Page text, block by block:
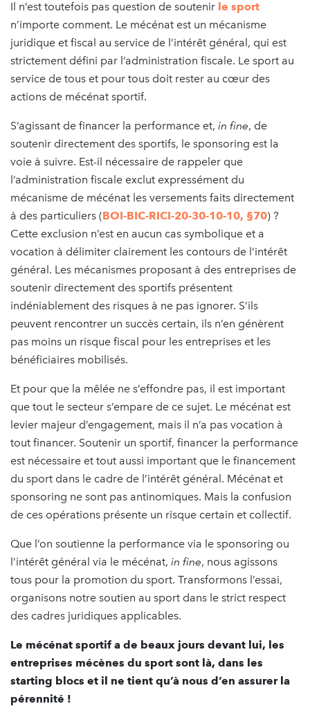
Il n’est toutefois pas question de soutenir le sport
n’importe comment. Le mécénat est un mécanisme
juridique et fiscal au service de l’intérêt général, qui est
strictement défini par l’administration fiscale. Le sport au
service de tous et pour tous doit rester au cœur des
actions de mécénat sportif.
S’agissant de financer la performance et, in fine, de
soutenir directement des sportifs, le sponsoring est la
voie à suivre. Est-il nécessaire de rappeler que
l’administration fiscale exclut expressément du
mécanisme de mécénat les versements faits directement
à des particuliers (BOI-BIC-RICI-20-30-10-10, §70) ?
Cette exclusion n’est en aucun cas symbolique et a
vocation à délimiter clairement les contours de l’intérêt
général. Les mécanismes proposant à des entreprises de
soutenir directement des sportifs présentent
indéniablement des risques à ne pas ignorer. S’ils
peuvent rencontrer un succès certain, ils n’en génèrent
pas moins un risque fiscal pour les entreprises et les
bénéficiaires mobilisés.
Et pour que la mêlée ne s’effondre pas, il est important
que tout le secteur s’empare de ce sujet. Le mécénat est
levier majeur d’engagement, mais il n’a pas vocation à
tout financer. Soutenir un sportif, financer la performance
est nécessaire et tout aussi important que le financement
du sport dans le cadre de l’intérêt général. Mécénat et
sponsoring ne sont pas antinomiques. Mais la confusion
de ces opérations présente un risque certain et collectif.
Que l’on soutienne la performance via le sponsoring ou
l’intérêt général via le mécénat, in fine, nous agissons
tous pour la promotion du sport. Transformons l’essai,
organisons notre soutien au sport dans le strict respect
des cadres juridiques applicables.
Le mécénat sportif a de beaux jours devant lui, les
entreprises mécènes du sport sont là, dans les
starting blocs et il ne tient qu’à nous d’en assurer la
pérennité !